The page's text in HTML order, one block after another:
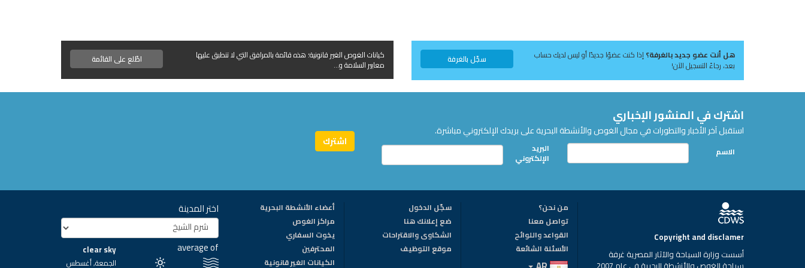
هل أنت عضو جديد بالغرفة؟إذا كنت عضوًا جديدًا أو ليس لديك حساب
بعد، رجاءً التسجيل الآن! سجّل بالغرفة كيانات الغوص الغير قانونية؛ هذه قائمة بالمرافق التي لا تنطبق عليها
معايير السلامة و... اطّلع على القائمة
اشترك في المنشور الإخباري
استقبل آخر الأخبار والتطورات في مجال الغوص والأنشطة البحرية على بريدك الإلكتروني مباشرة.
الاسم البريد
الإلكتروني
Copyright and disclamer
أسست وزارة السياحة والآثار المصرية غرفة
من نحن؟
تواصل معنا
القواعد واللوائح
الأسئلة الشائعة
سجّل الدخول
ضع إعلانك هنا
الشكاوى والاقتراحات
موقع التوظيف
أعضاء الأنشطة البحرية
مراكز الغوص
يخوت السفاري
المحترفين
الكيانات الغير قانونية
اختر المدينة
average of
clear sky
الجمعة, أغسطس